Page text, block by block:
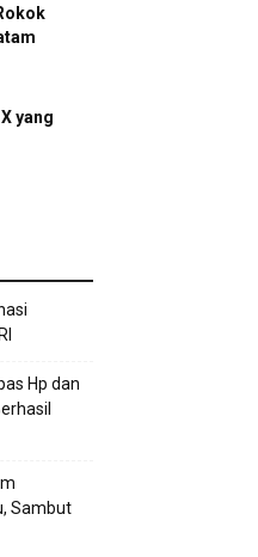
yang
Hp dan
Sambut